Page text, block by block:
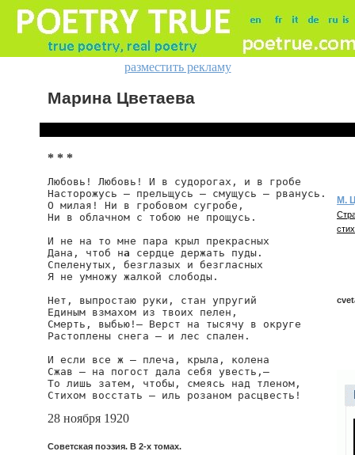
разместить рекламу
Марина Цветаева
* * *
Любовь! Любовь! И в судорогах, и в гробе
Насторожусь — прельщусь — смущусь — рванусь.
О милая! Ни в гробовом сугробе,
Ни в облачном с тобою не прощусь.
И не на то мне пара крыл прекрасных
Дана, чтоб на сердце держать пуды.
Спеленутых, безглазых и безгласных
Я не умножу жалкой слободы.
Нет, выпростаю руки, стан упругий
Единым взмахом из твоих пелен,
Смерть, выбью!— Верст на тысячу в округе
Растоплены снега — и лес спален.
И если все ж — плеча, крыла, колена
Сжав — на погост дала себя увесть,—
То лишь затем, чтобы, смеясь над тленом,
Стихом восстать — иль розаном расцвесть!
28 ноября 1920
Советская поэзия. В 2-х томах.
М.